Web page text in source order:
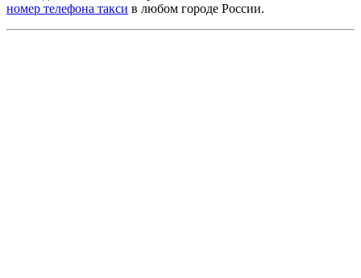
номер телефона такси в любом городе России.